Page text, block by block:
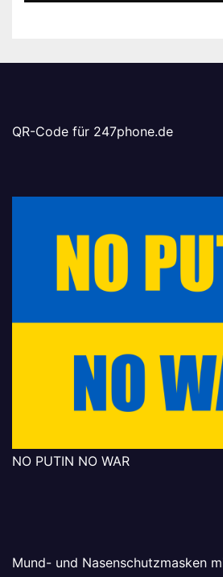
QR-Code für 247phone.de
NO PUTIN NO WAR
Mund- und Nasenschutzmasken